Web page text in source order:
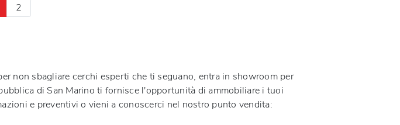
2
non sbagliare cerchi esperti che ti seguano, entra in showroom per
di San Marino ti fornisce l'opportunità di ammobiliare i tuoi
e preventivi o vieni a conoscerci nel nostro punto vendita: